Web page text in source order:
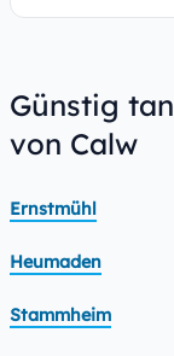
Günstig
von Calw
Ernstmühl
Heumaden
Stammheim